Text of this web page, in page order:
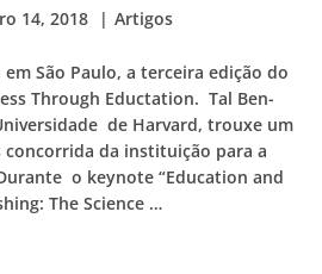
14, 2018 Artigos
em São Paulo, a terceira edição do
Through Eductation. Tal Ben-
de Harvard, trouxe um
concorrida da instituição para a
o keynote “Education and
The Science …